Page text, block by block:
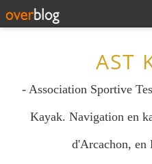
AST
- Association Sportive
Kayak. Navigation en
d'Arcachon, en